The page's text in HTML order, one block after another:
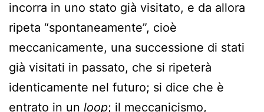
incorra in uno stato già visitato, e da allora
ripeta “spontaneamente”, cioè
meccanicamente, una successione di stati
già visitati in passato, che si ripeterà
identicamente nel futuro; si dice che è
entrato in un loop; il meccanicismo,